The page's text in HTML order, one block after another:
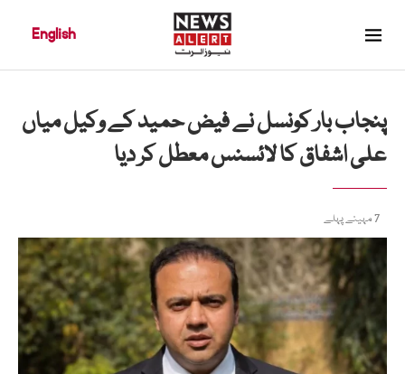
English
پنجاب بار کونسل نے فیض حمید کے وکیل میاں
علی اشفاق کا لائسنس معطل کر دیا
7 مہینے پہلے